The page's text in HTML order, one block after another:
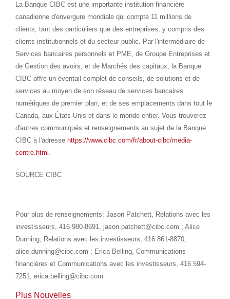
La Banque CIBC est une importante institution financière
canadienne d'envergure mondiale qui compte 11 millions de
clients, tant des particuliers que des entreprises, y compris des
clients institutionnels et du secteur public. Par l'intermédiaire de
Services bancaires personnels et PME, de Groupe Entreprises et
de Gestion des avoirs, et de Marchés des capitaux, la Banque
CIBC offre un éventail complet de conseils, de solutions et de
services au moyen de son réseau de services bancaires
numériques de premier plan, et de ses emplacements dans tout le
Canada, aux États-Unis et dans le monde entier. Vous trouverez
d'autres communiqués et renseignements au sujet de la Banque
CIBC à l'adresse https://www.cibc.com/fr/about-cibc/media-
centre.html .
SOURCE CIBC
Pour plus de renseignements: Jason Patchett, Relations avec les
investisseurs, 416 980-8691, jason.patchett@cibc.com ; Alice
Dunning, Relations avec les investisseurs, 416 861-8870,
alice.dunning@cibc.com ; Erica Belling, Communications
financières et Communications avec les investisseurs, 416 594-
7251, erica.belling@cibc.com
Plus Nouvelles